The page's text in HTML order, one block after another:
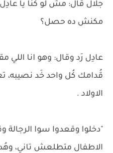
جلال قال: مش لو كنا يا
مكنش ده حصل؟
عادِل رَد وقال: وهو انا اللي
قُدامك كُل واحد خَد
الاولاد .
"دخلوا وقعدوا سوا الرجالة
الاطفال متطلعش تاني،